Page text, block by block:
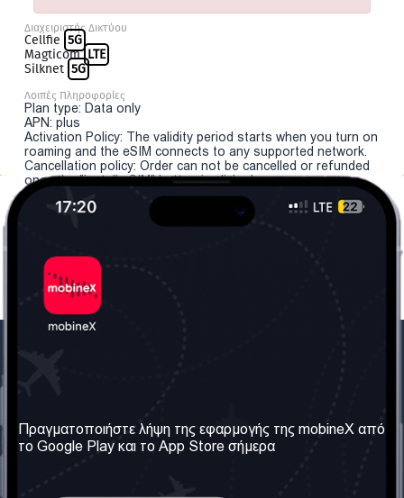
Διαχειριστής Δικτύου
Cellfie 5G
Magticom LTE
Silknet 5G
Λοιπές Πληροφορίες
Plan type: Data only
APN: plus
Activation Policy: The validity period starts when you turn on
roaming and the eSIM connects to any supported network.
Cancellation policy: Order can not be cancelled or refunded
once the "install eSIM" button is clicked.
Σχετικά με εμάς
Οι Υπηρεσίες μας
Όροι & Προϋποθέσεις
Πολιτική Απορρήτου
Πραγματοποιήστε λήψη της εφαρμογής της mobineX από
το Google Play και το App Store σήμερα